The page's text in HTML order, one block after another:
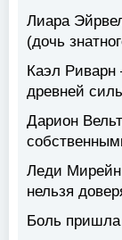
Лиара
(дочь
Каэл
древней
Дарион
Леди
нельзя
Боль пришла